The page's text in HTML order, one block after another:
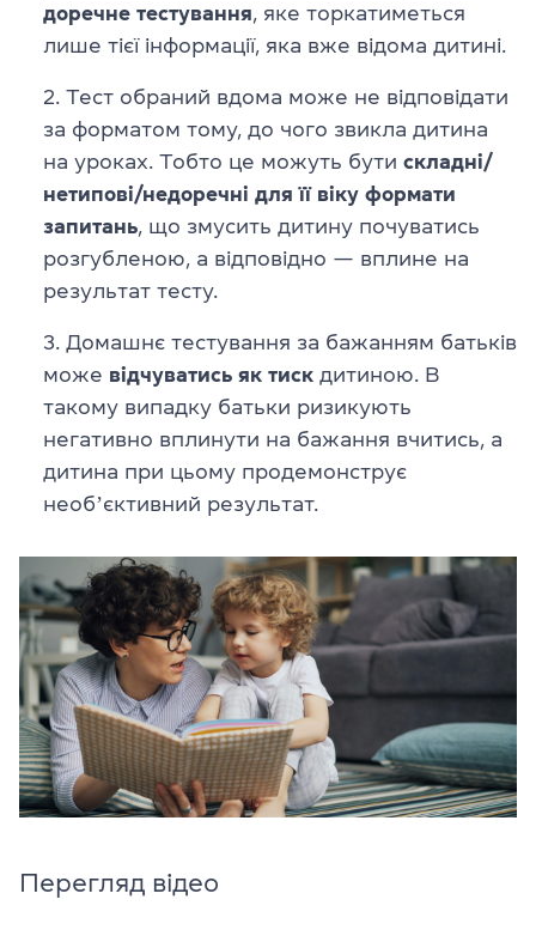
доречне тестування , яке торкатиметься
лише тієї інформації, яка вже відома дитині.
Тест обраний вдома може не відповідати
за форматом тому, до чого звикла дитина
на уроках. Тобто це можуть бути складні/
нетипові/недоречні для її віку формати
запитань , що змусить дитину почуватись
розгубленою, а відповідно — вплине на
результат тесту.
Домашнє тестування за бажанням батьків
може відчуватись як тиск дитиною. В
такому випадку батьки ризикують
негативно вплинути на бажання вчитись, а
дитина при цьому продемонструє
необʼєктивний результат.
Перегляд відео